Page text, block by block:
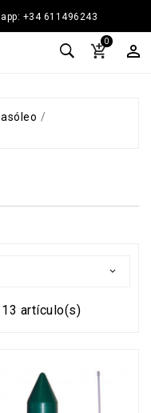
+34 611496243

0


artículo(s)